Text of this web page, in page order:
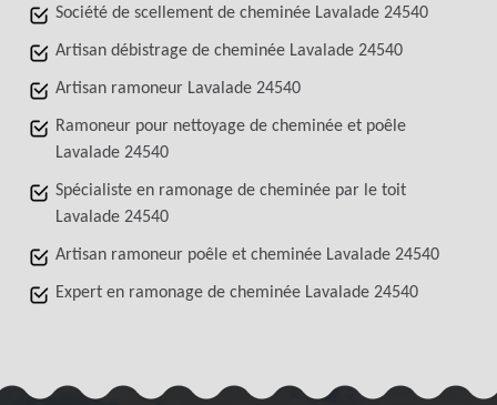
Société de scellement de cheminée Lavalade 24540
Artisan débistrage de cheminée Lavalade 24540
Artisan ramoneur Lavalade 24540
Ramoneur pour nettoyage de cheminée et poêle
Lavalade 24540
Spécialiste en ramonage de cheminée par le toit
Lavalade 24540
Artisan ramoneur poêle et cheminée Lavalade 24540
Expert en ramonage de cheminée Lavalade 24540